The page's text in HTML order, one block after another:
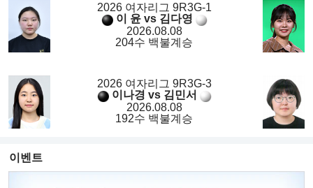
2026 여자리그 9R3G-1
이 윤 vs 김다영
2026.08.08
204수 백불계승
2026 여자리그 9R3G-3
이나경 vs 김민서
2026.08.08
192수 백불계승
이벤트